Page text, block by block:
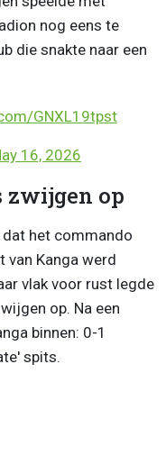
nog eens te
die snakte naar een
GNXL19tpst
16, 2026
zwijgen op
het commando
van Kanga werd
vlak voor rust legde
op. Na een
binnen: 0-1
spits.